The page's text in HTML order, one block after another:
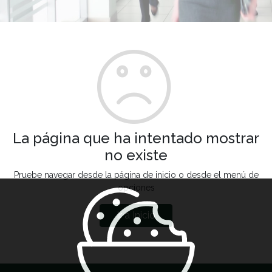
La página que ha intentado mostrar
no existe
Pruebe navegar desde la página de inicio o desde el menú de
opciones
Ir a Inicio